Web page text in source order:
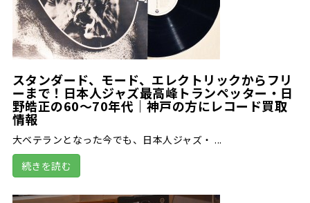
スタンダード、モード、エレクトリックからフリ
ーまで！日本人ジャズ最高峰トランペッター・日
野皓正の60～70年代｜神戸の方にレコード買取
情報
大ベテランとなった今でも、日本人ジャズ・ ...
続きを読む